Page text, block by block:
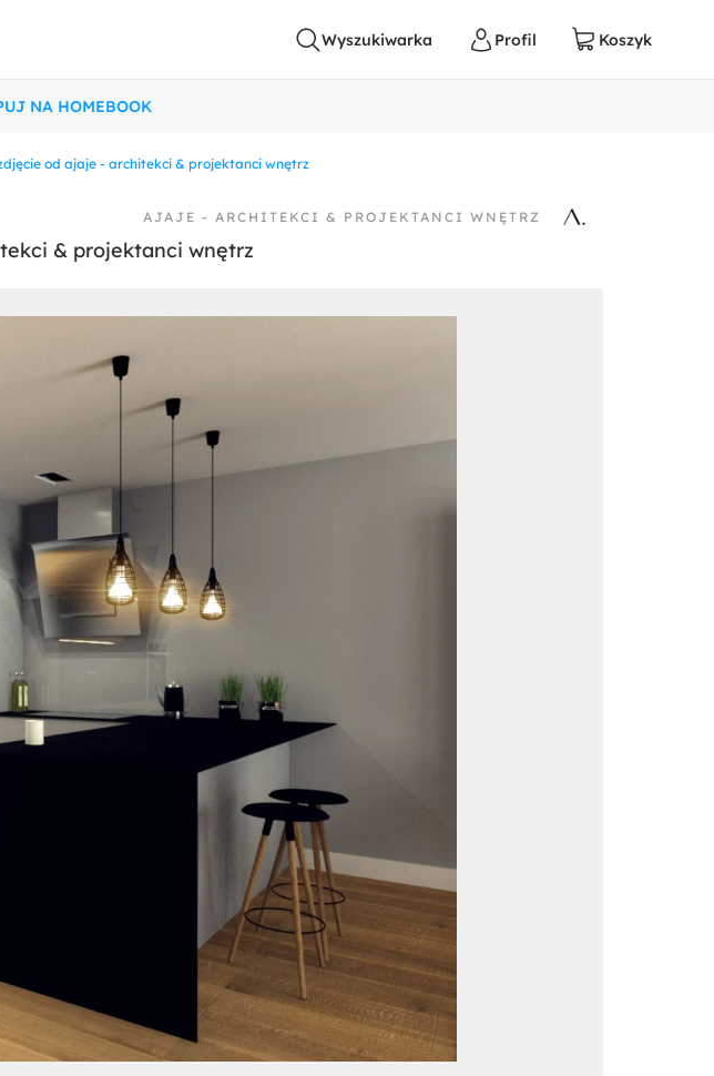
NA HOMEBOOK
od ajaje - architekci & projektanci wnętrz
AJAJE - ARCHITEKCI & PROJEKTANCI WNĘTRZ
& projektanci wnętrz